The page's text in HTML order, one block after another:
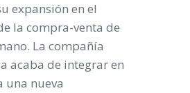
expansión en el
la compra-venta de
La compañía
acaba de integrar en
una nueva